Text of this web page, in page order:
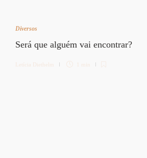
Diversos
Será que alguém vai encontrar?
Letícia Diethelm 1 min